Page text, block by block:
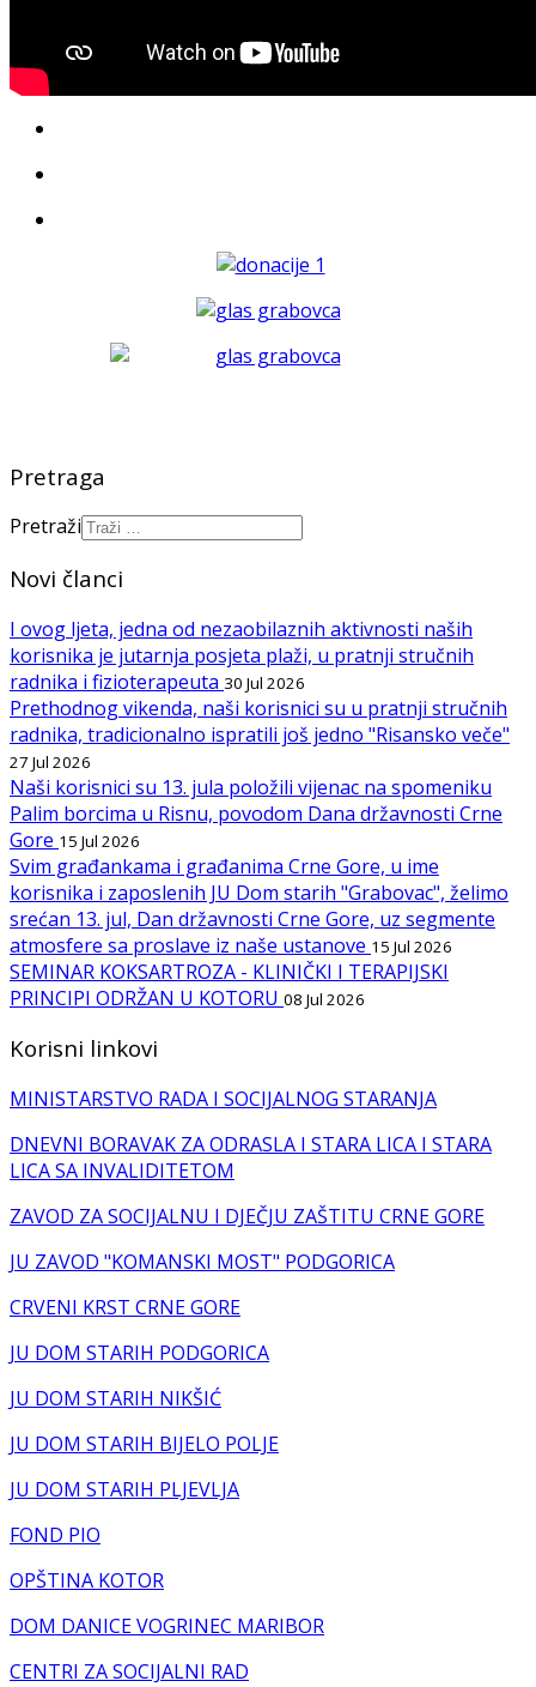
Pretraga
Pretraži
Novi članci
I ovog ljeta, jedna od nezaobilaznih aktivnosti naših
korisnika je jutarnja posjeta plaži, u pratnji stručnih
radnika i fizioterapeuta 30 Jul 2026
Prethodnog vikenda, naši korisnici su u pratnji stručnih
radnika, tradicionalno ispratili još jedno "Risansko veče"
27 Jul 2026
Naši korisnici su 13. jula položili vijenac na spomeniku
Palim borcima u Risnu, povodom Dana državnosti Crne
Gore 15 Jul 2026
Svim građankama i građanima Crne Gore, u ime
korisnika i zaposlenih JU Dom starih "Grabovac", želimo
srećan 13. jul, Dan državnosti Crne Gore, uz segmente
atmosfere sa proslave iz naše ustanove 15 Jul 2026
SEMINAR KOKSARTROZA - KLINIČKI I TERAPIJSKI
PRINCIPI ODRŽAN U KOTORU 08 Jul 2026
Korisni linkovi
MINISTARSTVO RADA I SOCIJALNOG STARANJA
DNEVNI BORAVAK ZA ODRASLA I STARA LICA I STARA
LICA SA INVALIDITETOM
ZAVOD ZA SOCIJALNU I DJEČJU ZAŠTITU CRNE GORE
JU ZAVOD "KOMANSKI MOST" PODGORICA
CRVENI KRST CRNE GORE
JU DOM STARIH PODGORICA
JU DOM STARIH NIKŠIĆ
JU DOM STARIH BIJELO POLJE
JU DOM STARIH PLJEVLJA
FOND PIO
OPŠTINA KOTOR
DOM DANICE VOGRINEC MARIBOR
CENTRI ZA SOCIJALNI RAD